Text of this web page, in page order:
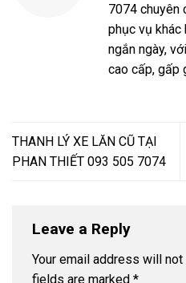
7074 chuyên
phục vụ khác
ngắn ngày,
cao cấp, gấp
THANH LÝ XE LĂN CŨ TẠI
PHAN THIẾT 093 505 7074
Leave a Reply
Your email address will
fields are marked *